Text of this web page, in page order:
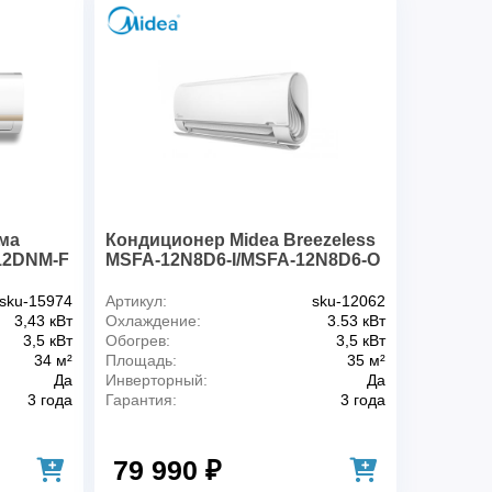
30.8 кг
0.555 м
0.77 м
0.805 м
Префильтр высокой
Дистанционное
1,0 °С
F
sku-15974
3,43 кВт
3,5 кВт
34 м²
Да
3 года
Кондиционер Midea Breezeless
MSFA-12N8D6-I/MSFA-12N8D6-O
Артикул:
sku-12062
Охлаждение:
3.53 кВт
Обогрев:
3,5 кВт
Площадь:
35 м²
Инверторный:
Да
Гарантия:
3 года
79 990 ₽